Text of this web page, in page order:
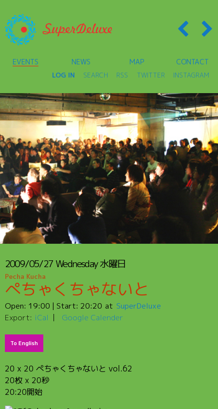
EVENTS NEWS MAP CONTACT
LOG IN SEARCH RSS TWITTER INSTAGRAM
2009/05/27 Wednesday水曜日
Pecha Kucha
ぺちゃくちゃないと
Open: 19:00 | Start: 20:20
SuperDeluxe
Export: iCal Google Calender
To English
20 x 20 ぺちゃくちゃないと vol.62
20枚 x 20秒
20:20開始